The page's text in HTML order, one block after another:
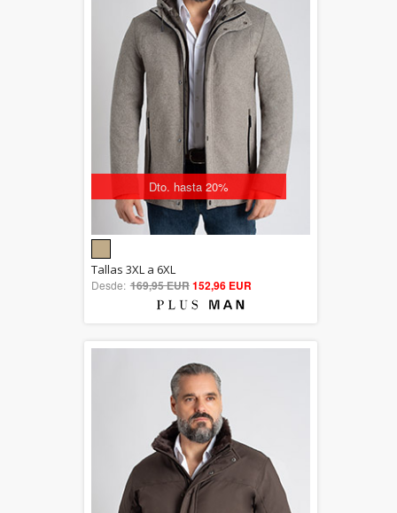
Dto. hasta 20%
5.00
out of 5
Tallas 3XL a 6XL
Desde: 169,95 EUR152,96 EUR